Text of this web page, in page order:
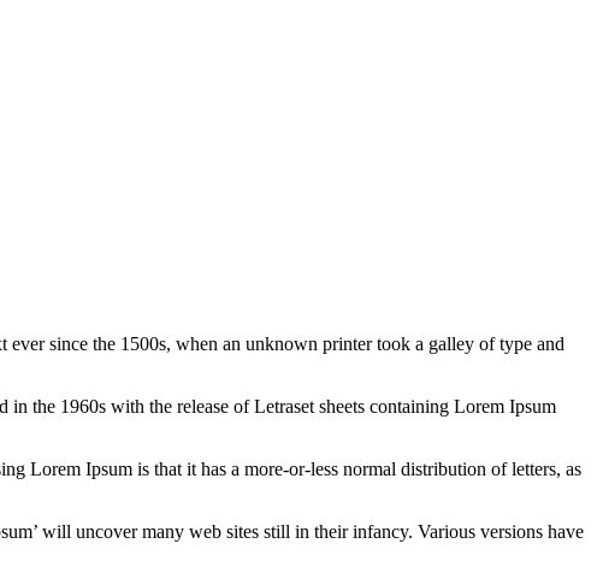
since the 1500s, when an unknown printer took a galley of type and
the 1960s with the release of Letraset sheets containing Lorem Ipsum
Lorem Ipsum is that it has a more-or-less normal distribution of letters, as
will uncover many web sites still in their infancy. Various versions have